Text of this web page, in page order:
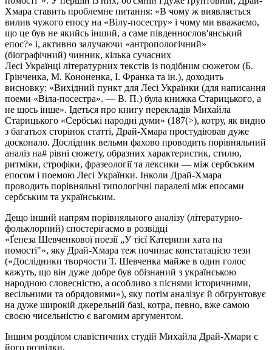
Хмара ставить проблемне питання: «В чому ж виявляється
вилив чужого епосу на «Вілу-посестру» і чому ми вважаємо,
що це був не якийсь інший, а саме південнослов'янський
епос?» і, активно залучаючи «антропологічний»
(біографічний) чинник, кілька сучасних
Лесі Українці літературних текстів із подібним сюжетом (Б.
Грінченка, М. Кононенка, І. Франка та ін.), доходить
висновку: «Вихідний пункт для Лесі Українки (для написання
поеми «Віла-посестра». — В. П.) була книжка Старицького, а
не щось інше». Ідеться про книгу перекладів Михайла
Старицького «Сербські народні думи» (187(>), котру, як видно
з багатьох сторінок статті, Драй-Хмара простудіював дуже
досконало. Дослідник вельми фахово проводить порівняльний
аналіз на# рівні сюжету, образних характеристик, стилю,
ритміки, строфіки, фразеології та лексики — між сербським
епосом і поемою Лесі Українки. Інколи Драй-Хмара
проводить порівняльні типологічні паралелі між епосами
сербським та українським.
Дещо інший напрям порівняльного аналізу (літературно-
фольклорний) спостерігаємо в розвідці
«Ґенеза Шевченковоїпоезії „У тієї Катерини хата на
помості"», яку Драй-Хмара теж починає констатацією тези
(«Дослідники творчости Т. Шевченка майже в один голос
кажуть, що він дуже добре був обізнаний з українською
народною словесністю, а особливо з піснями історичними,
весільними та обрядовими»), яку потім аналізує й обґрунтовує
на дуже широкій джерельній базі, котра, певно, вже самою
своєю чисельністю є вагомим аргументом.
Іншим розділом славістичних студій Михайла Драй-Хмари є
його розвідки,